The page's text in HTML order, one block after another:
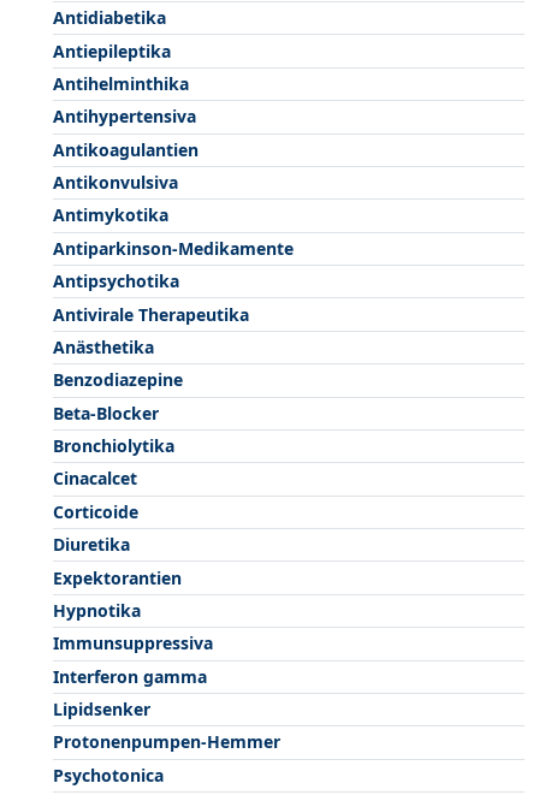
Antidiabetika
Antiepileptika
Antihelminthika
Antihypertensiva
Antikoagulantien
Antikonvulsiva
Antimykotika
Antiparkinson-Medikamente
Antipsychotika
Antivirale Therapeutika
Anästhetika
Benzodiazepine
Beta-Blocker
Bronchiolytika
Cinacalcet
Corticoide
Diuretika
Expektorantien
Hypnotika
Immunsuppressiva
Interferon gamma
Lipidsenker
Protonenpumpen-Hemmer
Psychotonica